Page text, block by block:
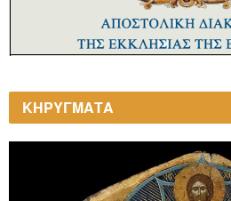
ΚΗΡΥΓΜΑΤΑ